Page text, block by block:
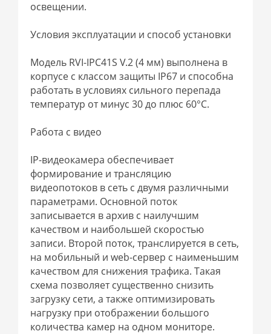
освещении.
Условия эксплуатации и способ установки
Модель RVI-IPC41S V.2 (4 мм) выполнена в
корпусе с классом защиты IP67 и способна
работать в условиях сильного перепада
температур от минус 30 до плюс 60°С.
Работа с видео
IP-видеокамера обеспечивает
формирование и трансляцию
видеопотоков в сеть с двумя различными
параметрами. Основной поток
записывается в архив с наилучшим
качеством и наибольшей скоростью
записи. Второй поток, транслируется в сеть,
на мобильный и web-сервер с наименьшим
качеством для снижения трафика. Такая
схема позволяет существенно снизить
загрузку сети, а также оптимизировать
нагрузку при отображении большого
количества камер на одном мониторе.